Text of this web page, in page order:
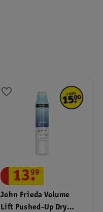
John Frieda Volume
Lift Pushed-Up Dry
13.
99